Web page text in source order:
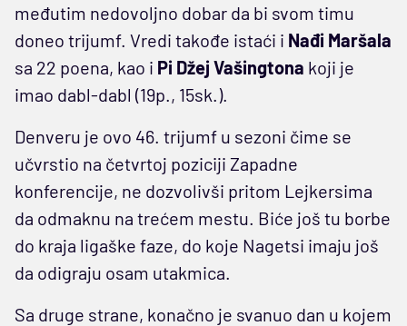
međutim nedovoljno dobar da bi svom timu
doneo trijumf. Vredi takođe istaći i Nađi Maršala
sa 22 poena, kao i Pi Džej Vašingtona koji je
imao dabl-dabl (19p., 15sk.).
Denveru je ovo 46. trijumf u sezoni čime se
učvrstio na četvrtoj poziciji Zapadne
konferencije, ne dozvolivši pritom Lejkersima
da odmaknu na trećem mestu. Biće još tu borbe
do kraja ligaške faze, do koje Nagetsi imaju još
da odigraju osam utakmica.
Sa druge strane, konačno je svanuo dan u kojem